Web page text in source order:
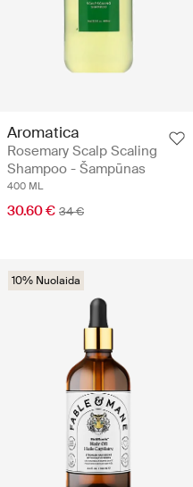
Aromatica
Rosemary Scalp Scaling
Shampoo - Šampūnas
400 ML
30.60 € 34 €
10% Nuolaida